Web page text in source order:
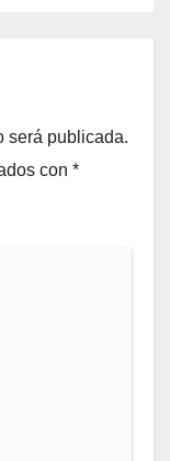
será publicada.
con *